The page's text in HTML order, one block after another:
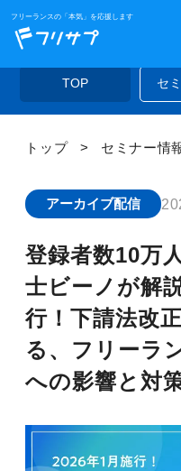
フリーランスの「本気」を応援します
TOP セ
現在位置
トップ セミナー情
アーカイブ配信
登録者数10万
士ビーノが解
行！下請法改
る、フリーラ
への影響と対